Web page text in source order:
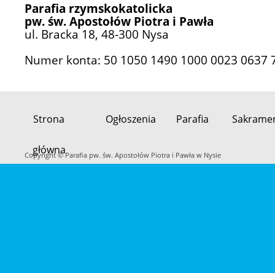
Parafia rzymskokatolicka
pw. św. Apostołów Piotra i Pawła
ul. Bracka 18, 48-300 Nysa
Numer konta: 50 1050 1490 1000 0023 0637
PrzeskoczStrona
główna
Ogłoszenia Parafia
Copyright © Parafia pw. św. Apostołów Piotra i Pawła w Nysie